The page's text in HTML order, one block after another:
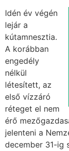
Idén év végén
lejár a
kútamnesztia.
A korábban
engedély
nélkül
létesített, az
első vízzáró
réteget el nem
érő
jelenteni a
december 31-ig